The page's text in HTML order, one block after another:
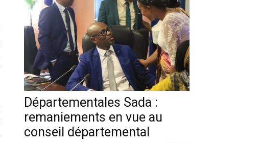
Départementales Sada :
remaniements en vue au
conseil départemental